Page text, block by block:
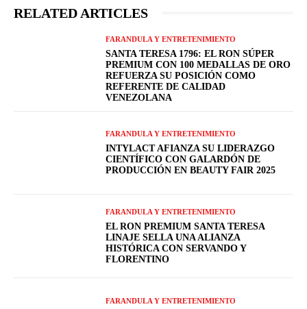
RELATED ARTICLES
FARANDULA Y ENTRETENIMIENTO
SANTA TERESA 1796: EL RON SÚPER
PREMIUM CON 100 MEDALLAS DE ORO
REFUERZA SU POSICIÓN COMO
REFERENTE DE CALIDAD
VENEZOLANA
FARANDULA Y ENTRETENIMIENTO
INTYLACT AFIANZA SU LIDERAZGO
CIENTÍFICO CON GALARDÓN DE
PRODUCCIÓN EN BEAUTY FAIR 2025
FARANDULA Y ENTRETENIMIENTO
EL RON PREMIUM SANTA TERESA
LINAJE SELLA UNA ALIANZA
HISTÓRICA CON SERVANDO Y
FLORENTINO
FARANDULA Y ENTRETENIMIENTO